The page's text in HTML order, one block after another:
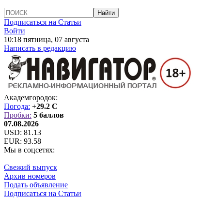
Подписаться на Статьи
Войти
10:18 пятница, 07 августа
Написать в редакцию
Академгородок:
Погода: +29.2 C
Пробки: 5 баллов
07.08.2026
USD: 81.13
EUR: 93.58
Мы в соцсетях:
Свежий выпуск
Архив номеров
Подать объявление
Подписаться на Статьи